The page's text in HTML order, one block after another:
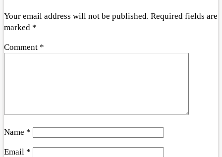
Your email address will not be published. Required fields are
marked *
Comment *
Name *
Email *